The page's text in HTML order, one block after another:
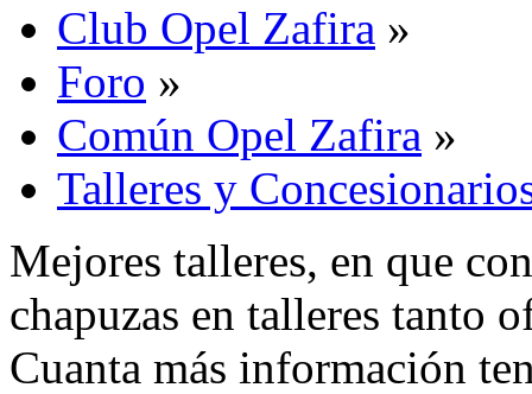
Club Opel Zafira »
Foro »
Común Opel Zafira »
Talleres y
Mejores talleres, en que
chapuzas en talleres tanto
Cuanta más información